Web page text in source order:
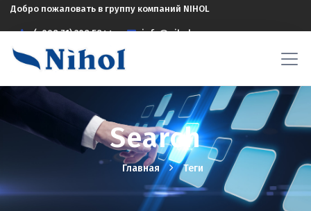
Добро пожаловать в группу компаний NIHOL
(+998 71) 208 5844 info@nihol.uz
Search
Главная Теги